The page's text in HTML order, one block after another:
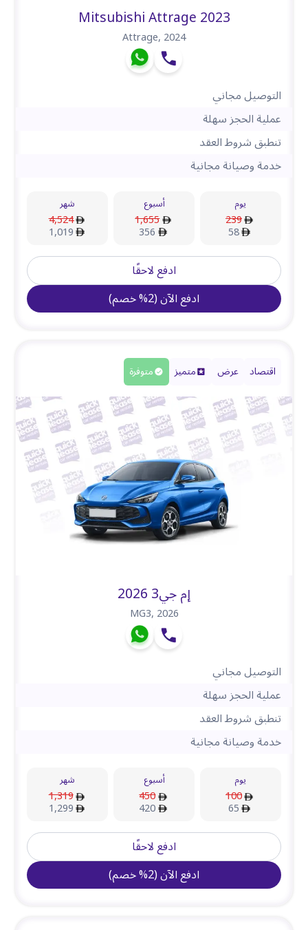
Mitsubishi Attrage 2023
Attrage,2024
التوصيل مجاني
عملية الحجز سهلة
تنطبق شروط العقد
خدمة وصيانة مجانية
يوم
239
58
أسبوع
1,655
356
شهر
4,524
1,019
ادفع لاحقًا
ادفع الآن(
2
%خصم)
اقتصاد عرض متميز متوفرة
إم جي3 2026
MG3,2026
التوصيل مجاني
عملية الحجز سهلة
تنطبق شروط العقد
خدمة وصيانة مجانية
يوم
100
65
أسبوع
450
420
شهر
1,319
1,299
ادفع لاحقًا
ادفع الآن(
2
%خصم)